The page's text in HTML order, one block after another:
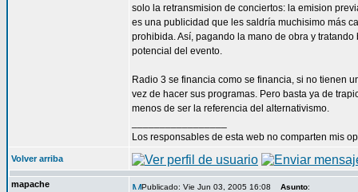
solo la retransmision de conciertos: la emision
es una publicidad que les saldría muchisimo más
prohibida. Así, pagando la mano de obra y
potencial del evento.
Radio 3 se financia como se financia, si no tienen
vez de hacer sus programas. Pero basta ya de
menos de ser la referencia del alternativismo.
Los responsables de esta web no comparten mis
Volver arriba
mapache Publicado: Vie Jun 03, 2005 16:08 Asunto: